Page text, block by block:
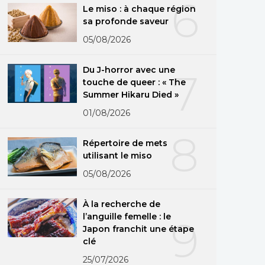
6
Le miso : à chaque région
sa profonde saveur
05/08/2026
7
Du J-horror avec une
touche de queer : « The
Summer Hikaru Died »
01/08/2026
Répertoire de mets
utilisant le miso
05/08/2026
9
À la recherche de
l’anguille femelle : le
Japon franchit une étape
clé
25/07/2026